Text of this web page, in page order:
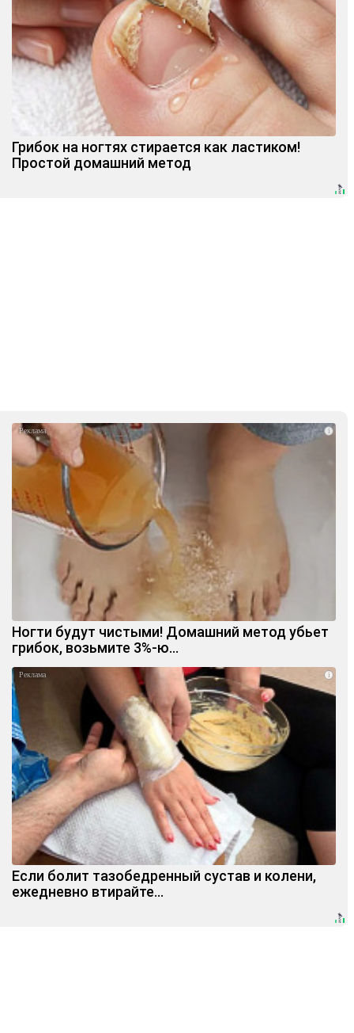
Грибок на ногтях стирается как ластиком!
Простой домашний метод
i
Ногти будут чистыми! Домашний метод убьет
грибок, возьмите 3%-ю…
i
Если болит тазобедренный сустав и колени,
ежедневно втирайте...